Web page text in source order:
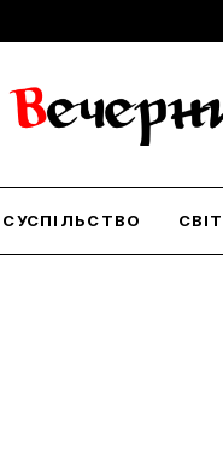
СУСПІЛЬСТВО СВІТ